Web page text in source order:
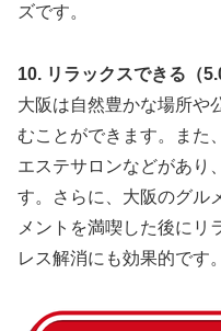
ズです。
10. リラックスできる（
大阪は自然豊かな場所や
むことができます。また
エステサロンなどがあり
す。さらに、大阪のグル
メントを満喫した後にリ
レス解消にも効果的です。